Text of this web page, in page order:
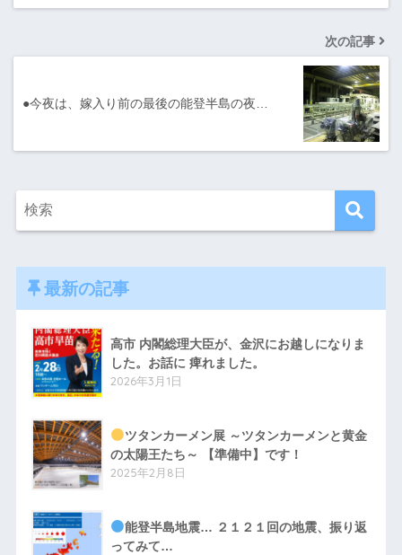
次の記事
●今夜は、嫁入り前の最後の能登半島の夜…
最新の記事
高市 内閣総理大臣が、金沢にお越しになりま
した。お話に 痺れました。
2026年3月1日
ツタンカーメン展 ～ツタンカーメンと黄金
の太陽王たち～ 【準備中】です！
2025年2月8日
能登半島地震… ２１２１回の地震、振り返
ってみて…